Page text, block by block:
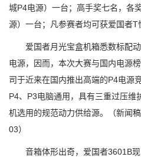
城P4电源）一台；高手奖七名，各
源）一台；凡参赛者均可获爱国者T
爱国者月光宝盒机箱悉数标配动
电源，因而，本次大赛与国内电源
司于近来在国内推出高端的P4电源
P4、P3电脑通用，具有三重过压维
机选用的规范动力供给源。（新闻
03）
音箱体形出奇，爱国者3601B现